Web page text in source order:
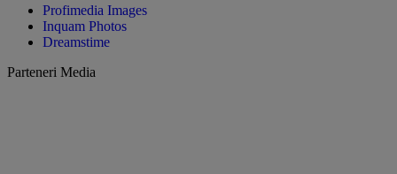
Profimedia Images
Inquam Photos
Dreamstime
Parteneri Media